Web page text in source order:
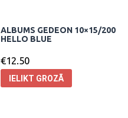
ALBUMS GEDEON 10×15/200
HELLO BLUE
€12.50
IELIKT GROZĀ